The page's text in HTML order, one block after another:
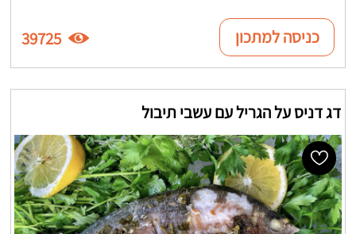
כניסה למתכון 39725
דג דניס על הגריל עם עשבי תיבול